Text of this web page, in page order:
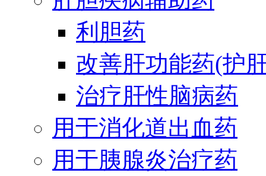
利胆药
改善肝功能药(护
治疗肝性脑病药
用于消化道出血药
用于胰腺炎治疗药